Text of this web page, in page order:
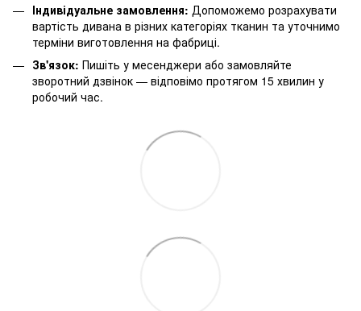
Індивідуальне замовлення: Допоможемо розрахувати
вартість дивана в різних категоріях тканин та уточнимо
терміни виготовлення на фабриці.
Зв'язок: Пишіть у месенджери або замовляйте
зворотний дзвінок — відповімо протягом 15 хвилин у
робочий час.